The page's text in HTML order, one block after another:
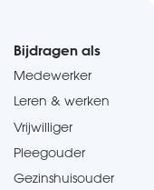
Bijdragen als
Medewerker
Leren & werken
Vrijwilliger
Pleegouder
Gezinshuisouder